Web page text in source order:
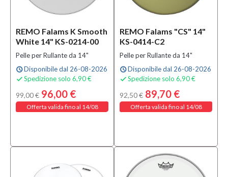
Arancione
(1)
Bianco
(70)
Blu
(3)
MOSTRA
Diametro
REMO Falams K Smooth
White 14" KS-0214-00
Pelle per Rullante da 14"
scheduleDisponibile dal 26-08-2026
 Spedizione solo 6,90 €
99,00 € 96,00 €
Offerta valida fino al 14/08
REMO Falams "CS" 14"
KS-0414-C2
Pelle per Rullante da 14"
scheduleDisponibile dal 26-08-2026
 Spedizione solo 6,90 €
92,50 € 89,70 €
Offerta valida fino al 14/08